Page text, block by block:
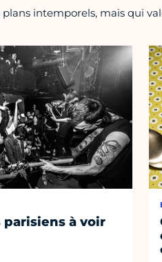
plans intemporels, mais qui
parisiens à voir